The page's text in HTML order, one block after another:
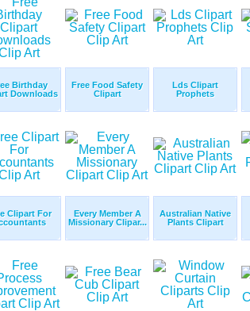
Birthday
Downloads
Free Food Safety
Clipart
Lds Clipart
Prophets
Clipart For
Every Member A
Missionary Clipar...
Australian Native
Plants Clipart